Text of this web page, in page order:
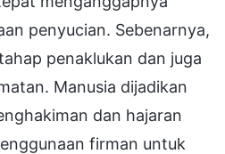
penyucian. Sebenarnya,
penaklukan dan juga
Manusia dijadikan
dan hajaran
firman untuk